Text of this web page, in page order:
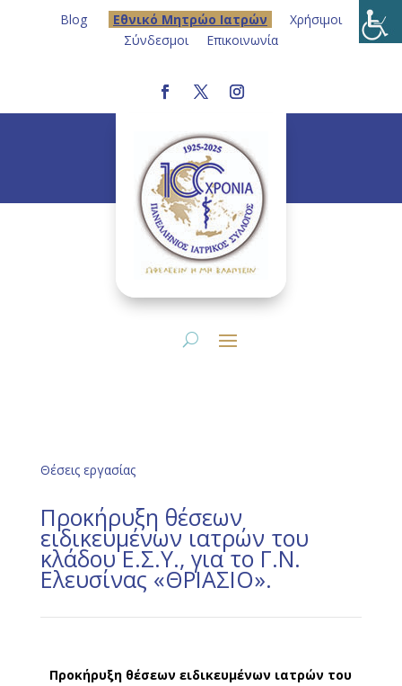
Blog Eθνικό Μητρώο Ιατρών
Χρήσιμοι
Σύνδεσμοι
Επικοινωνία
Θέσεις εργασίας
Προκήρυξη θέσεων
ειδικευμένων ιατρών του
κλάδου Ε.Σ.Υ., για το Γ.Ν.
Ελευσίνας «ΘΡΙΑΣΙΟ».
Προκήρυξη θέσεων ειδικευμένων ιατρών του